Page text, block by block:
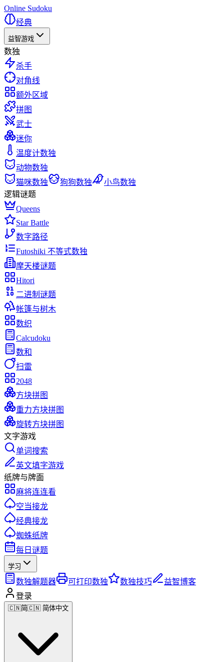
Online Sudoku
经典
益智游戏
数独
杀手
对角线
额外区域
拼图
武士
迷你
温度计数独
动物数独
猫咪数独
狗狗数独
小鸟数独
逻辑谜题
Queens
Star Battle
数字路径
Futoshiki 不等式数独
摩天楼谜题
Hitori
二进制谜题
帐篷与树木
数织
Calcudoku
数和
扫雷
2048
方块拼图
重力方块拼图
旋转方块拼图
文字游戏
单词搜索
英文填字游戏
纸牌与牌面
麻将连连看
空当接龙
经典接龙
蜘蛛纸牌
每日谜题
学习
数独解题器 可打印数独 数独技巧
益智博客
登录
🇨🇳简🇨🇳 简体中文